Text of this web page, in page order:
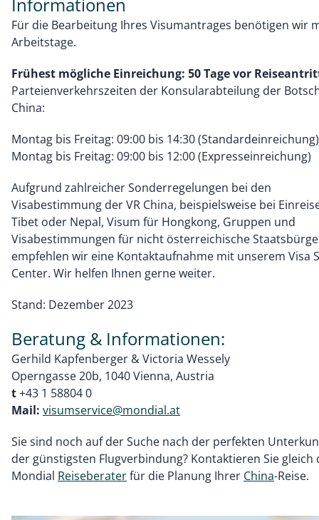
Für die Bearbeitung Ihres Visumantrages benötigen wir
Arbeitstage.
Frühest mögliche Einreichung: 50 Tage vor
Parteienverkehrszeiten der Konsularabteilung der
China:
Montag bis Freitag: 09:00 bis 14:30 (Standardeinreichung)
Montag bis Freitag: 09:00 bis 12:00 (Expresseinreichung)
Aufgrund zahlreicher Sonderregelungen bei den
Visabestimmung der VR China, beispielsweise bei
Tibet oder Nepal, Visum für Hongkong, Gruppen und
Visabestimmungen für nicht österreichische
empfehlen wir eine Kontaktaufnahme mit unserem Visa
Center. Wir helfen Ihnen gerne weiter.
Stand: Dezember 2023
Beratung & Informationen:
Gerhild Kapfenberger & Victoria Wessely
Operngasse 20b, 1040 Vienna, Austria
t+43 1 58804 0
Mail: visumservice@mondial.at
Sie sind noch auf der Suche nach der perfekten
der günstigsten Flugverbindung? Kontaktieren Sie gleich
Mondial Reiseberaterfür die Planung Ihrer China-Reise.